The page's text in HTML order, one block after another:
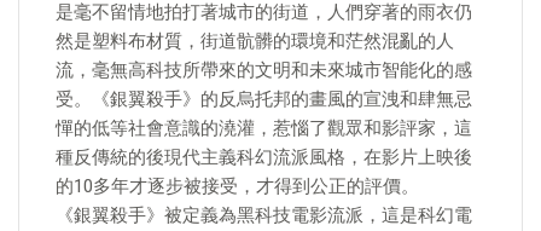
是毫不留情地拍打著城市的街道，人們穿著的雨衣仍
然是塑料布材質，街道骯髒的環境和茫然混亂的人
流，毫無高科技所帶來的文明和未來城市智能化的感
受。《銀翼殺手》的反烏托邦的畫風的宣洩和肆無忌
憚的低等社會意識的澆灌，惹惱了觀眾和影評家，這
種反傳統的後現代主義科幻流派風格，在影片上映後
的10多年才逐步被接受，才得到公正的評價。
《銀翼殺手》被定義為黑科技電影流派，這是科幻電